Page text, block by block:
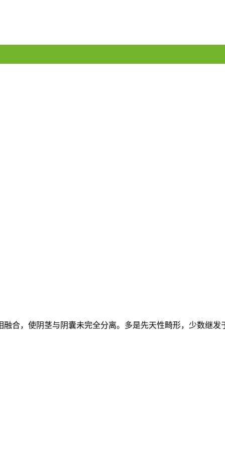
合，使阴茎与阴囊未完全分离。多是先天性畸形，少数继